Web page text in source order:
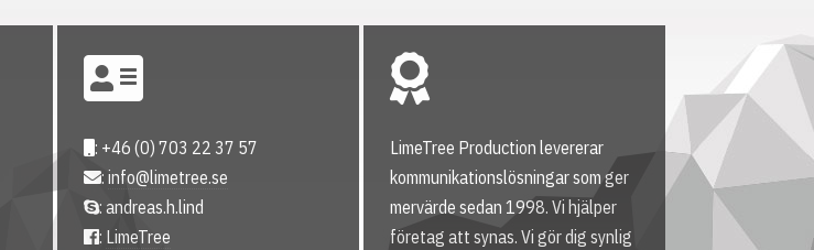
: +46 (0) 703 22 37 57
:info@limetree.se
: andreas.h.lind
: LimeTree
LimeTree Production levererar
kommunikationslösningar som ger
mervärde sedan 1998. Vi hjälper
företag att synas. Vi gör dig synlig